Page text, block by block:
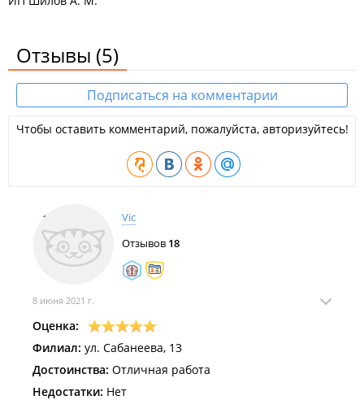
Отзывы (5)
Подписаться на комментарии
Чтобы оставить комментарий, пожалуйста, авторизуйтесь!
Vic
Отзывов 18
8 июня 2021 г.
Оценка:
Филиал: ул. Сабанеева, 13
Достоинства: Отличная работа
Недостатки: Нет